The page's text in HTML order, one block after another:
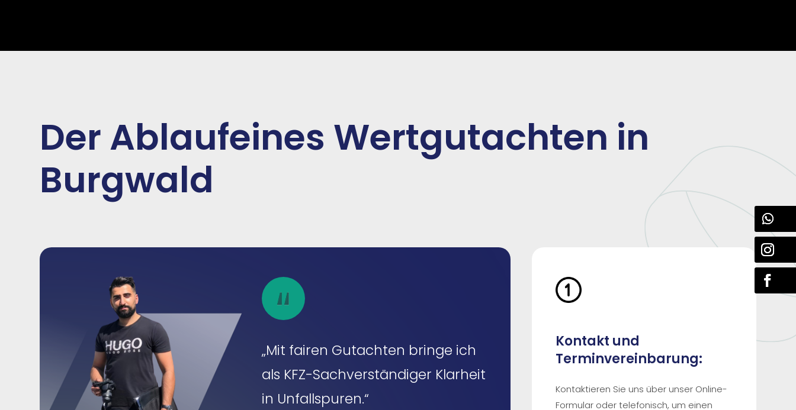
Der Ablaufeines Wertgutachten in
Burgwald
„Mit fairen Gutachten bringe ich
als KFZ-Sachverständiger Klarheit
in Unfallspuren.“
Kontakt und
Terminvereinbarung:
Kontaktieren Sie uns über unser Online-
Formular oder telefonisch, um einen